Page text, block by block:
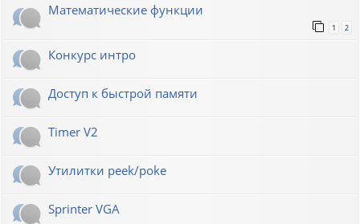
Математические функции
1 2
Конкурс интро
Доступ к быстрой памяти
Timer V2
Утилитки peek/poke
Sprinter VGA